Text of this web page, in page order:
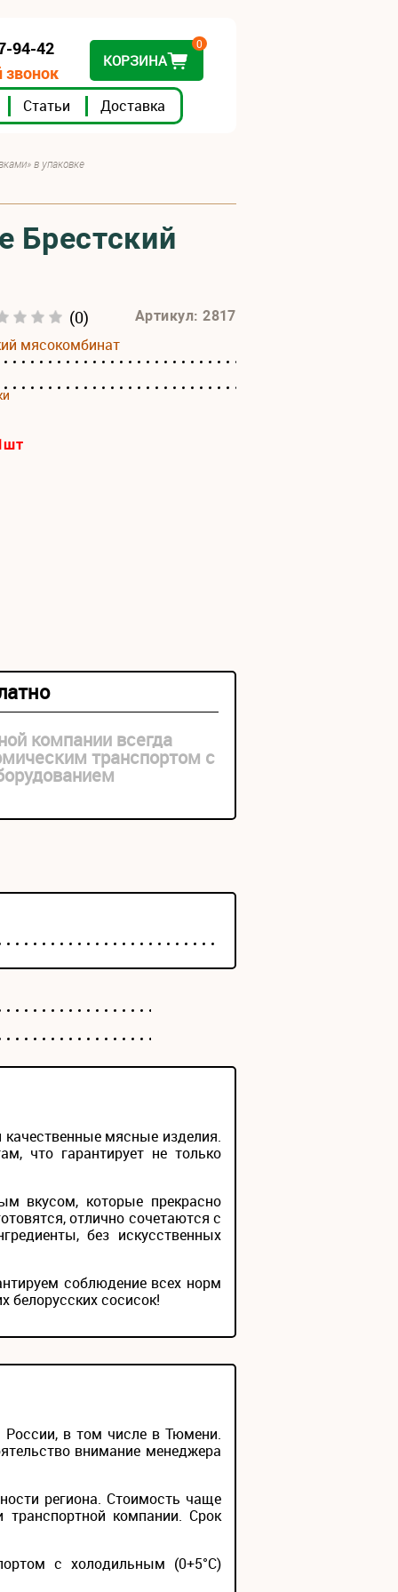
Статьи Доставка
94-42
КОРЗИНА
0
в упаковке
Брестский
(0) Артикул: 2817
мясокомбинат
шт
компании всегда
транспортом с
мясные изделия.
что гарантирует не только
вкусом, которые прекрасно
отлично сочетаются с
без искусственных
соблюдение всех норм
сосисок!
в том числе в Тюмени.
внимание менеджера
региона. Стоимость чаще
компании. Срок
с холодильным (0+5°С)